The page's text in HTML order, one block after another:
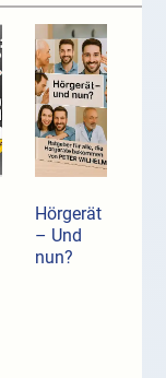
Hörgerät
– Und
nun?